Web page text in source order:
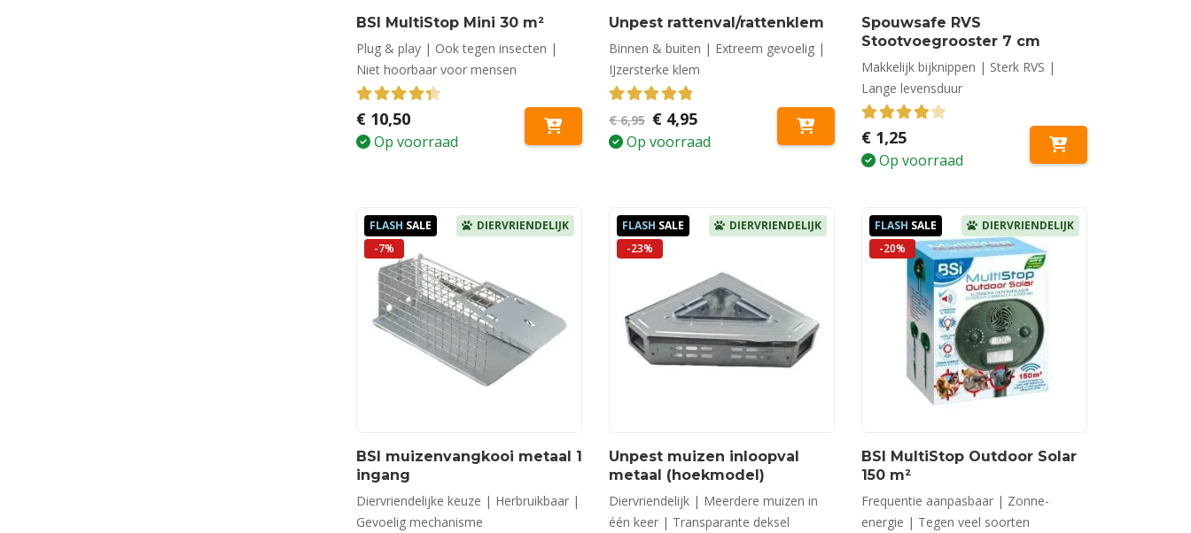
BSI MultiStop Mini 30 m²
Plug & play | Ook tegen insecten |
Niet hoorbaar voor mensen
4.40out of 5
€ 10,50
Op voorraad
Unpest rattenval/rattenklem
Binnen & buiten | Extreem gevoelig |
IJzersterke klem
4.83 out of 5
€6,95 Oorspronkelijke
prijs
was:
€ 4,95Huidige
prijs
is:
Op voorraad
Spouwsafe RVS
Stootvoegrooster 7 cm
Makkelijk bijknippen | Sterk RVS |
Lange levensduur
4.00out of 5
€1,25
Op voorraad
FLASH SALE
-7%
DIERVRIENDELIJK
BSI muizenvangkooi metaal 1
ingang
Diervriendelijke keuze | Herbruikbaar |
Gevoelig mechanisme
FLASH SALE
-23%
DIERVRIENDELIJK
Unpest muizen inloopval
metaal (hoekmodel)
Diervriendelijk | Meerdere muizen in
één keer | Transparante deksel
FLASH SALE
-20%
DIERVRIENDELIJK
BSI MultiStop Outdoor Solar
150 m²
Frequentie aanpasbaar | Zonne-
energie | Tegen veel soorten